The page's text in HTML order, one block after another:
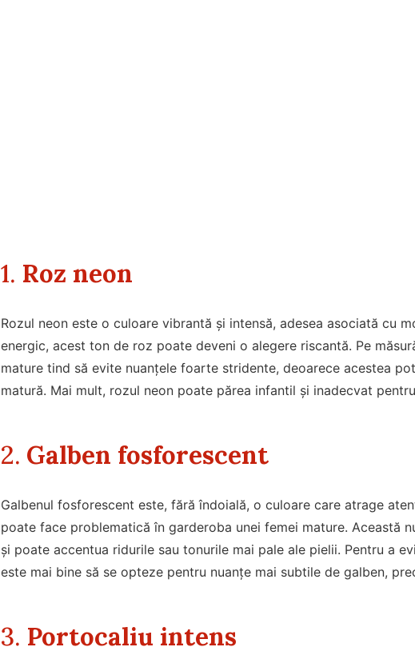
1. Roz neon
Rozul neon este o culoare vibrantă și intensă, adesea asociată cu
energic, acest ton de roz poate deveni o alegere riscantă. Pe
mature tind să evite nuanțele foarte stridente, deoarece acestea
matură. Mai mult, rozul neon poate părea infantil și inadecvat
2. Galben fosforescent
Galbenul fosforescent este, fără îndoială, o culoare care atrage
poate face problematică în garderoba unei femei mature. Această
și poate accentua ridurile sau tonurile mai pale ale pielii. Pentru a
este mai bine să se opteze pentru nuanțe mai subtile de galben,
3. Portocaliu intens